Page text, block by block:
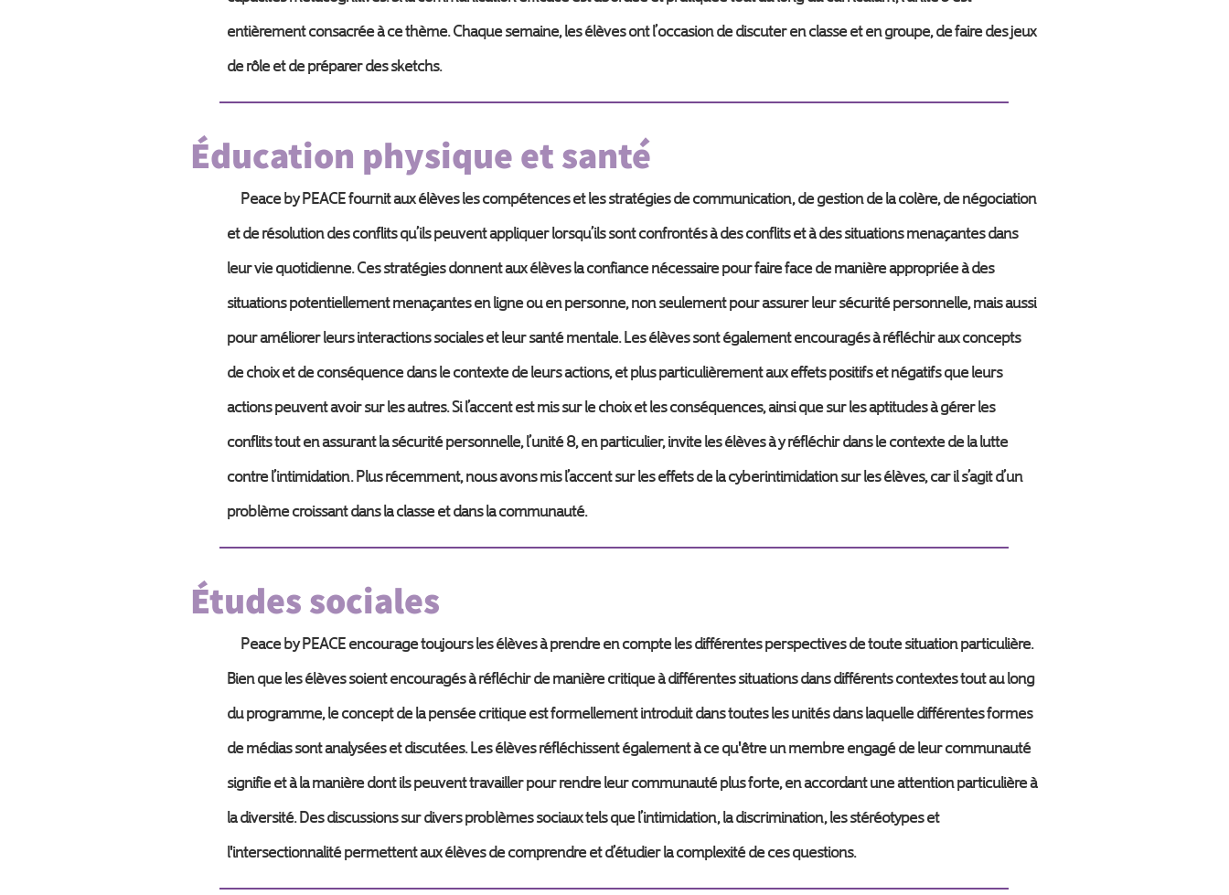
entièrement consacrée à ce thème. Chaque semaine, les élèves ont l’occasion de discuter en classe et en groupe, de faire des jeux
de rôle et de préparer des sketchs.
Éducation physique et santé
Peace by PEACE fournit aux élèves les compétences et les stratégies de communication, de gestion de la colère, de négociation
et de résolution des conflits qu’ils peuvent appliquer lorsqu’ils sont confrontés à des conflits et à des situations menaçantes dans
leur vie quotidienne. Ces stratégies donnent aux élèves la confiance nécessaire pour faire face de manière appropriée à des
situations potentiellement menaçantes en ligne ou en personne, non seulement pour assurer leur sécurité personnelle, mais aussi
pour améliorer leurs interactions sociales et leur santé mentale. Les élèves sont également encouragés à réfléchir aux concepts
de choix et de conséquence dans le contexte de leurs actions, et plus particulièrement aux effets positifs et négatifs que leurs
actions peuvent avoir sur les autres. Si l’accent est mis sur le choix et les conséquences, ainsi que sur les aptitudes à gérer les
conflits tout en assurant la sécurité personnelle, l’unité 8, en particulier, invite les élèves à y réfléchir dans le contexte de la lutte
contre l’intimidation. Plus récemment, nous avons mis l’accent sur les effets de la cyberintimidation sur les élèves, car il s’agit d’un
problème croissant dans la classe et dans la communauté.
Études sociales
Peace by PEACE encourage toujours les élèves à prendre en compte les différentes perspectives de toute situation particulière.
Bien que les élèves soient encouragés à réfléchir de manière critique à différentes situations dans différents contextes tout au long
du programme, le concept de la pensée critique est formellement introduit dans toutes les unités dans laquelle différentes formes
de médias sont analysées et discutées. Les élèves réfléchissent également à ce qu'être un membre engagé de leur communauté
signifie et à la manière dont ils peuvent travailler pour rendre leur communauté plus forte, en accordant une attention particulière à
la diversité. Des discussions sur divers problèmes sociaux tels que l’intimidation, la discrimination, les stéréotypes et
l'intersectionnalité permettent aux élèves de comprendre et d’étudier la complexité de ces questions.